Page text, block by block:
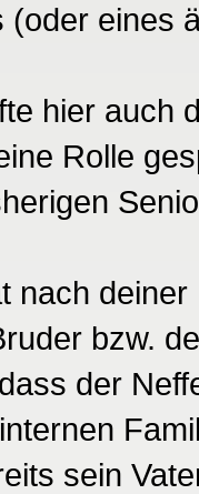
(oder eines
hier auch
Rolle
nach
bzw.
der
sein